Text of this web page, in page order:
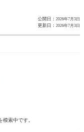
公開日： 2026年7月3日
更新日： 2026年7月3日
索中です。